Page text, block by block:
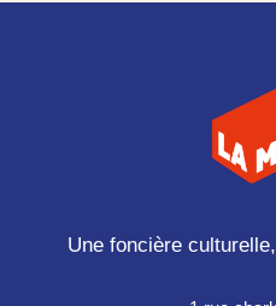
Une foncière